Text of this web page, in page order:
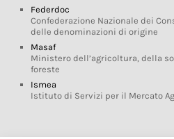
Federdoc
Confederazione Nazionale dei
delle denominazioni di origine
Masaf
Ministero dell’agricoltura, della
foreste
Ismea
Istituto di Servizi per il Mercato